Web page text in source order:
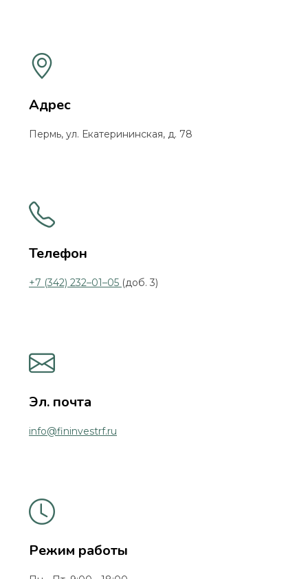
Адрес
Пермь, ул. Екатерининская, д. 78
Телефон
+7 (342) 232–01–05 (доб. 3)
Эл. почта
info@fininvestrf.ru
Режим работы